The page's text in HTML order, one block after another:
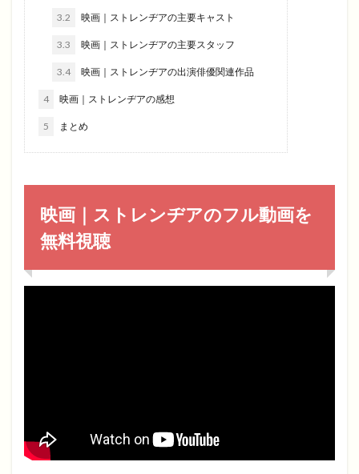
3.2 映画｜ストレンヂアの主要キャスト
3.3 映画｜ストレンヂアの主要スタッフ
3.4 映画｜ストレンヂアの出演俳優関連作品
4 映画｜ストレンヂアの感想
5 まとめ
映画｜ストレンヂアのフル動画を
無料視聴